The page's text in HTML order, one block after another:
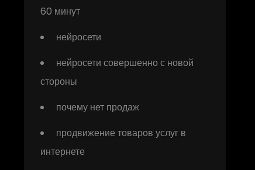
60 минут
нейросети
нейросети совершенно с новой
стороны
почему нет продаж
продвижение товаров услуг в
интернете